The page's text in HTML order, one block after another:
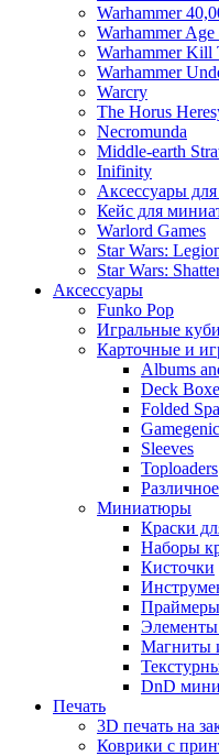
Warhammer
Warhammer
Warhammer Kill
Warhammer
Warcry
The Horus
Necromunda
Middle-earth
Inifinity
Аксессуары
Кейс для
Warlord Games
Star Wars:
Star Wars:
Аксессуары
Funko Pop
Игральные
Карточные и
Albums
Deck
Folded
Gamegenic
Sleeves
Toploaders
Различное
Миниатюры
Краски
Наборы
Кисточки
Праймеры
Магниты
DnD
Печать
3D печать на
Коврики с